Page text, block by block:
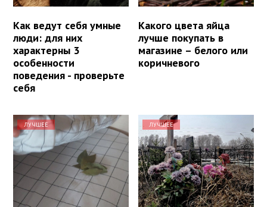
Как ведут себя умные
люди: для них
характерны 3
особенности
поведения - проверьте
себя
Какого цвета яйца
лучше покупать в
магазине – белого или
коричневого
ЛУЧШЕЕ ЛУЧШЕЕ